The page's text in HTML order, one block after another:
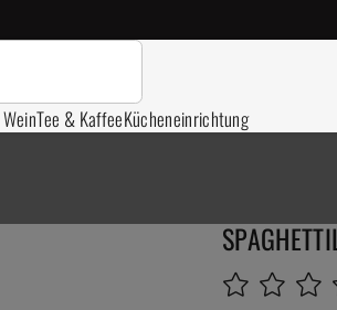
Tee & KaffeeKücheneinrichtung